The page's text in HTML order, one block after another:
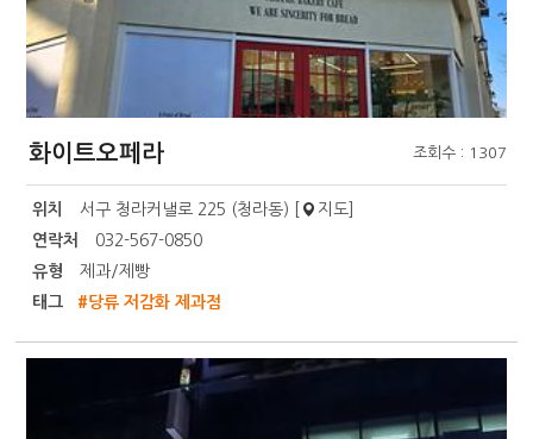
화이트오페라 조회수 : 1307
위치 서구 청라커낼로 225 (청라동) [ 지도]
연락처
032-567-0850
유형
제과/제빵
태그
#당류 저감화 제과점